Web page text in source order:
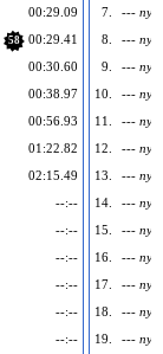
00:29.09
58
00:29.41
00:30.60
00:38.97
00:56.93
01:22.82
02:15.49
--:--
--:--
--:--
--:--
--:--
--:--
7.
---
8.
---
9.
---
10.
---
11.
---
12.
---
13.
---
14.
---
15.
---
16.
---
17.
---
18.
---
19.
---